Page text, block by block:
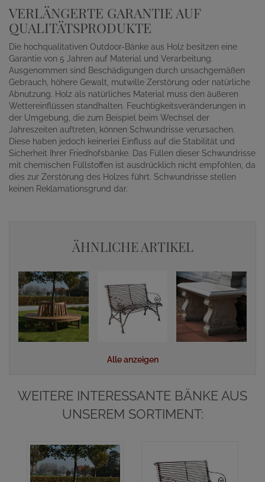
VERLÄNGERTE GARANTIE AUF
QUALITÄTSPRODUKTE
Die hochqualitativen Outdoor-Bänke aus Holz besitzen eine
Garantie von 5 Jahren auf Material und Verarbeitung.
Ausgenommen sind Beschädigungen durch unsachgemäßen
Gebrauch, höhere Gewalt, mutwille Zerstörung oder natürliche
Abnutzung. Holz als natürliches Material muss den äußeren
Wettereinflüssen standhalten. Feuchtigkeitsveränderungen in
der Umgebung, die zum Beispiel beim Wechsel der
Jahreszeiten auftreten, können Schwundrisse verursachen.
Diese haben jedoch keinerlei Einfluss auf die Stabilität und
Sicherheit Ihrer Friedhofsbänke. Das Füllen dieser Schwundrisse
mit chemischen Füllstoffen ist ausdrücklich nicht empfohlen, da
dies zur Zerstörung des Holzes führt. Schwundrisse stellen
keinen Reklamationsgrund dar.
ÄHNLICHE ARTIKEL
Alle anzeigen
WEITERE INTERESSANTE BÄNKE AUS
UNSEREM SORTIMENT: